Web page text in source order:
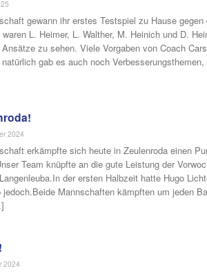
gewann ihr erstes Testspiel zu Hause
L. Heimer, L. Walther, M. Heinich und D.
zu sehen. Viele Vorgaben von Coach
gab es auch noch
2024
erkämpfte sich heute in Zeulenroda einen
Team knüpfte an die gute Leistung der
der ersten Halbzeit hatte Hugo
jedoch.Beide Mannschaften kämpften um jeden
2024